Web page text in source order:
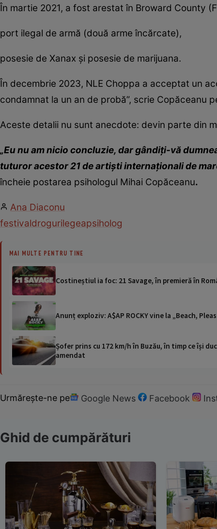
În martie 2021, a fost arestat în Broward County
port ilegal de armă (două arme încărcate),
posesie de Xanax și posesie de marijuana.
În decembrie 2023, NLE Choppa a acceptat un
condamnat la un an de probă”, scrie Copăceanu
Aceste detalii nu sunt anecdote: devin parte din
„Eu nu am nicio concluzie, dar gândiți-vă
tuturor acestor 21 de artiști internaționali de
încheie postarea psihologul Mihai Copăceanu.
Ana Diaconu
festivaldrogurilegeapsiholog
MAI MULTE PENTRU TINE
Costineștiul ia foc: 21 Savage, în premieră în
Anunț exploziv: A$AP ROCKY vine la „Beach,
Șofer prins cu 172 km/h în Buzău, în timp ce își
amendat
Urmărește-ne pe Google News Facebook
Ghid de cumpărături